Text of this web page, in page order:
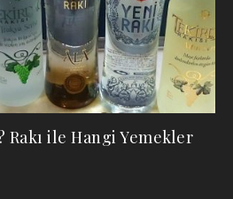
Rakı ile Hangi Yemekler